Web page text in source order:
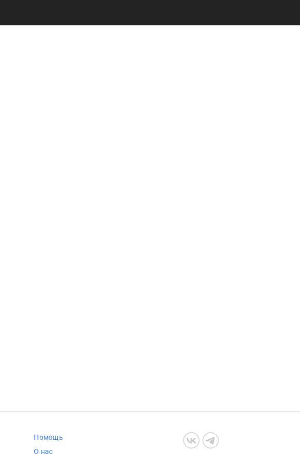
Помощь
О нас